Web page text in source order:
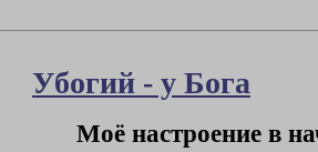
Убогий - у Бога
Моё настроение в